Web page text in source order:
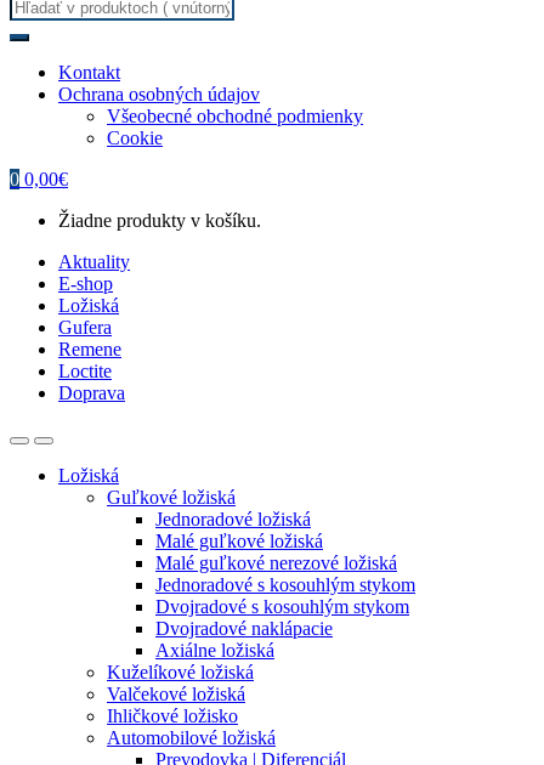
Kontakt
Ochrana osobných údajov
Všeobecné obchodné podmienky
Cookie
0 0,00€
Žiadne produkty v košíku.
Aktuality
E-shop
Ložiská
Gufera
Remene
Loctite
Doprava
Ložiská
Guľkové ložiská
Jednoradové ložiská
Malé guľkové ložiská
Malé guľkové nerezové ložiská
Jednoradové s kosouhlým stykom
Dvojradové s kosouhlým stykom
Dvojradové naklápacie
Axiálne ložiská
Kuželíkové ložiská
Valčekové ložiská
Ihličkové ložisko
Automobilové ložiská
Prevodovka | Diferenciál